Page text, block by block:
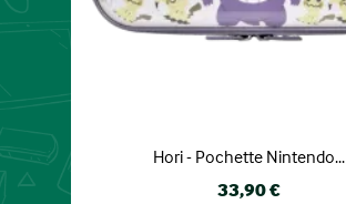
Hori - Pochette Nintendo...
Prix
33,90 €